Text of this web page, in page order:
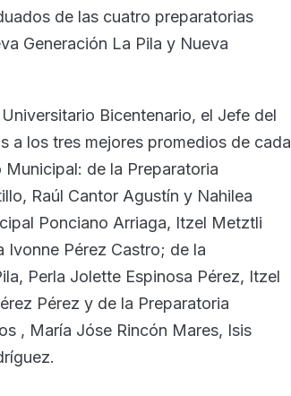
de las cuatro preparatorias
Generación La Pila y Nueva
Bicentenario, el Jefe del
a los tres mejores promedios de cada
de la Preparatoria
Raúl Cantor Agustín y Nahilea
Ponciano Arriaga, Itzel Metztli
Pérez Castro; de la
Perla Jolette Espinosa Pérez, Itzel
Pérez y de la Preparatoria
, María Jóse Rincón Mares, Isis